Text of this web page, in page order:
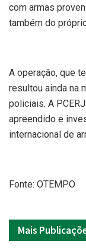
com armas
também do
A operação, que
resultou ainda na
policiais. A
apreendido e
internacional de
Fonte: OTEMPO
Mais